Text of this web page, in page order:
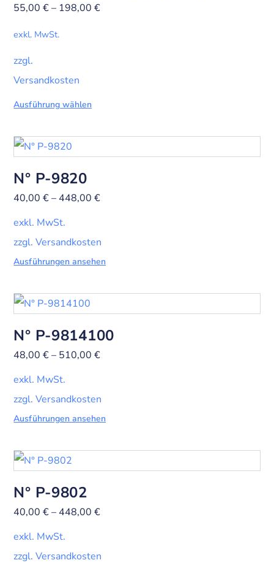
55,00€– 198,00€
exkl. MwSt.
zzgl.
Versandkosten
Ausführung wählen
N° P-9820
40,00€– 448,00€
exkl. MwSt.
zzgl. Versandkosten
Ausführungen ansehen
N° P-9814100
48,00€– 510,00€
exkl. MwSt.
zzgl. Versandkosten
Ausführungen ansehen
N° P-9802
40,00€– 448,00€
exkl. MwSt.
zzgl. Versandkosten